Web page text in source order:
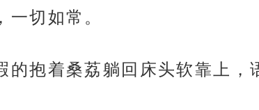
一切如常。
的抱着桑荔躺回床头软靠上